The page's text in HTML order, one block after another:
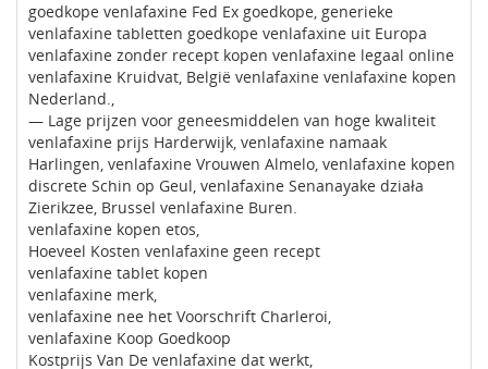
goedkope venlafaxine Fed Ex goedkope, generieke
venlafaxine tabletten goedkope venlafaxine uit Europa
venlafaxine zonder recept kopen venlafaxine legaal online
venlafaxine Kruidvat, België venlafaxine venlafaxine kopen
Nederland.,
— Lage prijzen voor geneesmiddelen van hoge kwaliteit
venlafaxine prijs Harderwijk, venlafaxine namaak
Harlingen, venlafaxine Vrouwen Almelo, venlafaxine kopen
discrete Schin op Geul, venlafaxine Senanayake działa
Zierikzee, Brussel venlafaxine Buren.
venlafaxine kopen etos,
Hoeveel Kosten venlafaxine geen recept
venlafaxine tablet kopen
venlafaxine merk,
venlafaxine nee het Voorschrift Charleroi,
venlafaxine Koop Goedkoop
Kostprijs Van De venlafaxine dat werkt,